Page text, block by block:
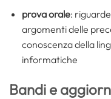
prova orale:
argomenti delle
conoscenza della
informatiche
Bandi e